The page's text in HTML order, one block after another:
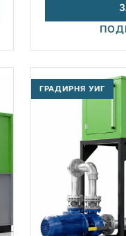
ГРАДИРНЯ УИГ